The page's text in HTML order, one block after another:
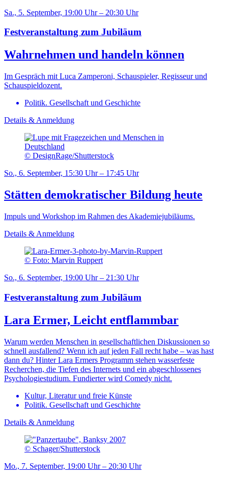
Sa., 5. September, 19:00 Uhr – 20:30 Uhr
Festveranstaltung zum Jubiläum
Wahrnehmen und handeln können
Im Gespräch mit Luca Zamperoni, Schauspieler, Regisseur und
Schauspieldozent.
Politik. Gesellschaft und Geschichte
Details & Anmeldung
© DesignRage/Shutterstock
So., 6. September, 15:30 Uhr – 17:45 Uhr
Stätten demokratischer Bildung heute
Impuls und Workshop im Rahmen des Akademiejubiläums.
Details & Anmeldung
© Foto: Marvin Ruppert
So., 6. September, 19:00 Uhr – 21:30 Uhr
Festveranstaltung zum Jubiläum
Lara Ermer, Leicht entflammbar
Warum werden Menschen in gesellschaftlichen Diskussionen so
schnell ausfallend? Wenn ich auf jeden Fall recht habe – was hast
dann du? Hinter Lara Ermers Programm stehen wasserfeste
Recherchen, die Tiefen des Internets und ein abgeschlossenes
Psychologiestudium. Fundierter wird Comedy nicht.
Kultur, Literatur und freie Künste
Politik. Gesellschaft und Geschichte
Details & Anmeldung
© Schager/Shutterstock
Mo., 7. September, 19:00 Uhr – 20:30 Uhr